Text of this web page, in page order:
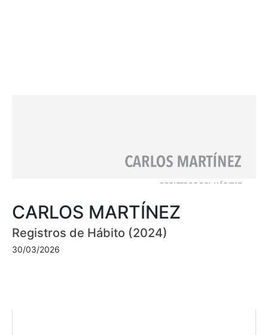
CARLOS MARTÍNEZ
Registros de Hábito (2024)
30/03/2026